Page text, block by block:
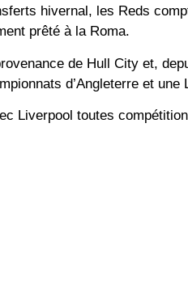
hivernal, les Reds
prêté à la Roma.
de Hull City et,
d’Angleterre et une
Liverpool toutes